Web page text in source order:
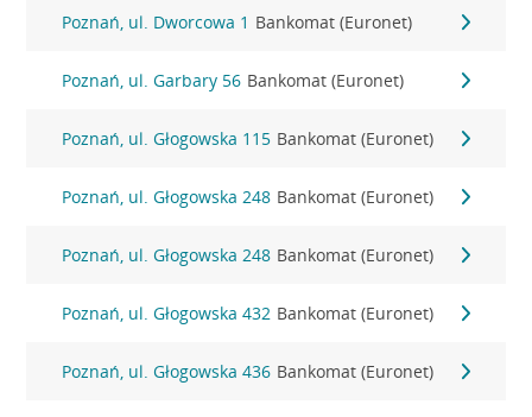
Poznań, ul. Dworcowa 1 Bankomat (Euronet)
Poznań, ul. Garbary 56 Bankomat (Euronet)
Poznań, ul. Głogowska 115 Bankomat (Euronet)
Poznań, ul. Głogowska 248 Bankomat (Euronet)
Poznań, ul. Głogowska 248 Bankomat (Euronet)
Poznań, ul. Głogowska 432 Bankomat (Euronet)
Poznań, ul. Głogowska 436 Bankomat (Euronet)